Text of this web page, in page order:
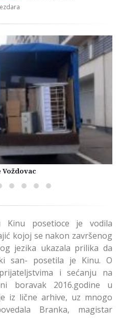
Voždovac
posetioce je vodila
kojoj se nakon završenog
jezika ukazala prilika da
san- posetila je Kinu. O
i sećanju na
boravak 2016.godine u
iz lične arhive, uz mnogo
Branka, magistar